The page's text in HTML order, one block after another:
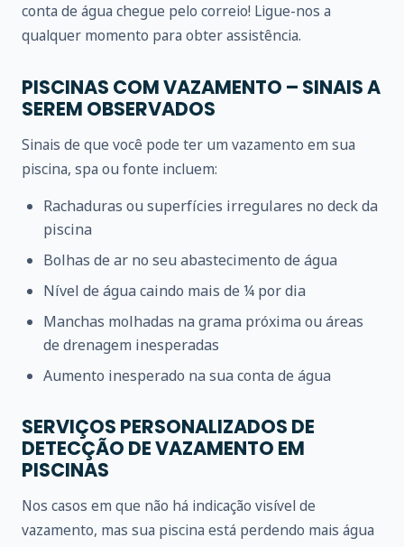
conta de água chegue pelo correio! Ligue-nos a
qualquer momento para obter assistência.
PISCINAS COM VAZAMENTO – SINAIS A
SEREM OBSERVADOS
Sinais de que você pode ter um vazamento em sua
piscina, spa ou fonte incluem:
Rachaduras ou superfícies irregulares no deck da
piscina
Bolhas de ar no seu abastecimento de água
Nível de água caindo mais de ¼ por dia
Manchas molhadas na grama próxima ou áreas
de drenagem inesperadas
Aumento inesperado na sua conta de água
SERVIÇOS PERSONALIZADOS DE
DETECÇÃO DE VAZAMENTO EM
PISCINAS
Nos casos em que não há indicação visível de
vazamento, mas sua piscina está perdendo mais água